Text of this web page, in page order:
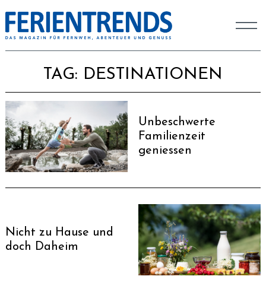
TAG: DESTINATIONEN
Unbeschwerte
Familienzeit
geniessen
Nicht zu Hause und
doch Daheim